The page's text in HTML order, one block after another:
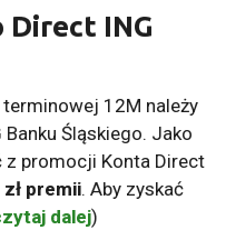
Direct ING
12M należy
Śląskiego. Jako
promocji Konta Direct
premii. Aby zyskać
dalej)